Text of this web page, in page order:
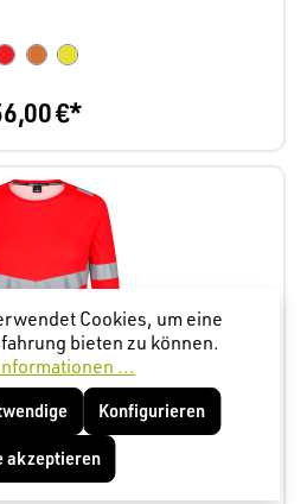
€*
Damen Langarm-Shirt
Cookies, um eine
bieten zu können.
...
Konfigurieren
akzeptieren